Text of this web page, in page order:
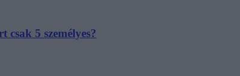
5 személyes?